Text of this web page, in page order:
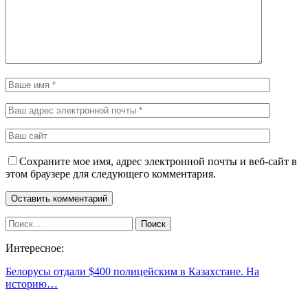
Сохраните мое имя, адрес электронной почты и веб-сайт в
этом браузере для следующего комментария.
Интересное:
Белорусы отдали $400 полицейским в Казахстане. На
историю…